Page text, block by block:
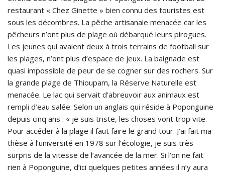
restaurant « Chez Ginette » bien connu des touristes est
sous les décombres. La pêche artisanale menacée car les
pêcheurs n’ont plus de plage où débarqué leurs pirogues.
Les jeunes qui avaient deux à trois terrains de football sur
les plages, n’ont plus d’espace de jeux. La baignade est
quasi impossible de peur de se cogner sur des rochers. Sur
la grande plage de Thioupam, la Réserve Naturelle est
menacée. Le lac qui servait d’abreuvoir aux animaux est
rempli d’eau salée. Selon un anglais qui réside à Poponguine
depuis cinq ans : « je suis triste, les choses vont trop vite.
Pour accéder à la plage il faut faire le grand tour. J’ai fait ma
thèse à l’université en 1978 sur l’écologie, je suis très
surpris de la vitesse de l’avancée de la mer. Si l’on ne fait
rien à Poponguine, d’ici quelques petites années il n’y aura